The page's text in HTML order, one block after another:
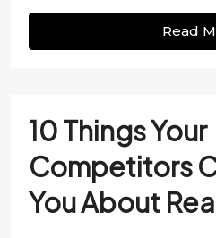
Read
10 Things Your
Competitors
You About